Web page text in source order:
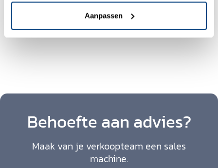
Aanpassen
Behoefte aan advies?
Maak van je verkoopteam een sales
machine.
Deel dit bericht: